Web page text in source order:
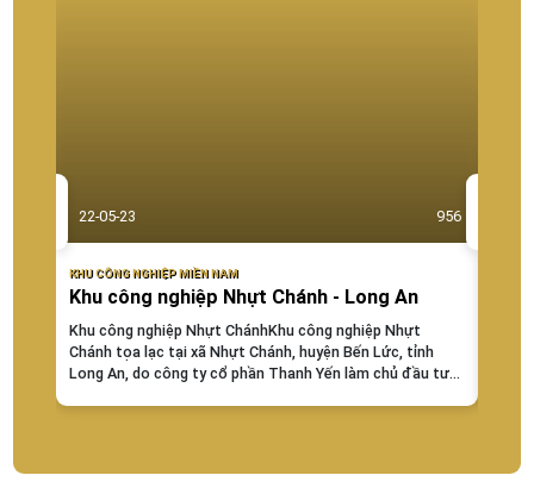
22-05-23 956
KHU CÔNG NGHIỆP MIỀN NAM
Khu công nghiệp Nhựt Chánh - Long An
Khu công nghiệp Nhựt ChánhKhu công nghiệp Nhựt
Chánh tọa lạc tại xã Nhựt Chánh, huyện Bến Lức, tỉnh
Long An, do công ty cổ phần Thanh Yến làm chủ đầu tư